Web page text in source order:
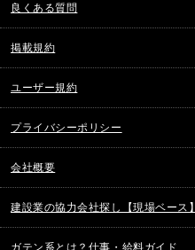
良くある質問
掲載規約
ユーザー規約
プライバシーポリシー
会社概要
建設業の協力会社探し【現場ベース】
ガテン系とは？仕事・給料ガイド